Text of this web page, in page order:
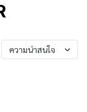
ความน่าสนใจ